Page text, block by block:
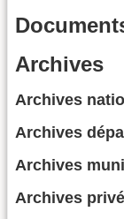
Archives
Archives
Archives
Archives
Archives